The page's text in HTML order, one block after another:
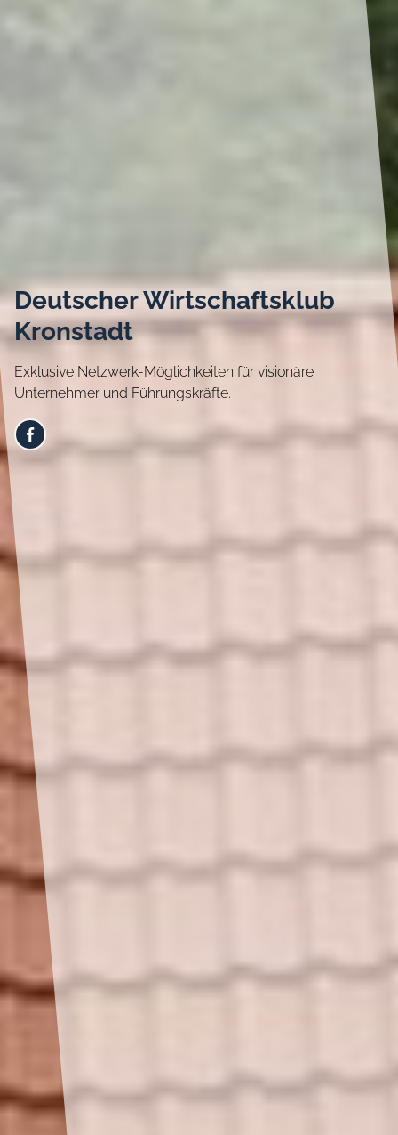
Deutscher Wirtschaftsklub
Kronstadt
Exklusive Netzwerk-Möglichkeiten für visionäre
Unternehmer und Führungskräfte.